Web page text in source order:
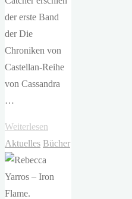
der erste Band
der Die
Chroniken von
Castellan-Reihe
von Cassandra
…
Weiterlesen
Clare
Sword
Aktuelles Bücher